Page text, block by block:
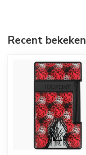
Recent bekeken